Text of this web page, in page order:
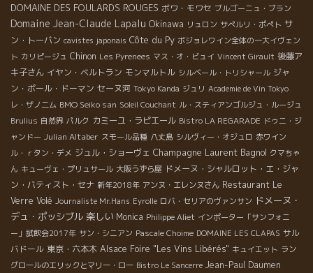
DOMAINE DES FOULARDS ROUGES ボワ・モワセ ブルゴーニュ・ブラン
Domaine Jean-Claude Lapalu Okinawa リュロン サぺルリ・ポぺト サ
ン・トーバン cavistes japonais Côte du Py ボジョレワイン全体の一大イヴェン
ト カリピージュ Chinon Les Pyrenees マス・オ・ビュイ Vincent Girault 後藤ア
キ子さん イヤン・ベルトラン モンマルトル シルベール・トリシャール ジャ
ン・ポール・ドーマン セーヌ河 Tokyo Kanda ジュリ Academie de Vin Tokyo
レ・ザノ二ム BMO Seiko san Soleil Couchant ル・スティアンゴルジュ・ルージュ
Brulius 自然界 パルク カミーユ・ラピエール Bistro LA REGARADE ドゥニ・ジ
ャンドー Julian Altaber スモール品種 八丈島 シルヴィー・オジュロ 赤ワイン
ル・ｒタン・デメ ジュル・ショーヴェ Champagne Laurent Bagnol クマちゃ
ん キューヴェ・プリュサール 大阪うずら屋 ドメーヌ・シャルロット・エ・ジャ
ン・バティスト・セナ 新年2018年 アンヌ・エレンヌさん Restaurant Le
Verre Volé Journaliste Mr.Hans Eyrolle ロバ・セリアのヴァンサン ドメーヌ・
デュ・ポッシブル 楽しい Monica Philippe Aliet インポーター「サンフォニ
ー」試飲会2017年 サン・シニアン Pascale Choime DOMAINE LES CLAPAS サル
バドール 東京・六本木 Alsace Foire "Les Vins Libérés" キュイエット ラン
グロールのエリックとマリー・ロー Bistro Le Sancerre Jean-Paul Daumen